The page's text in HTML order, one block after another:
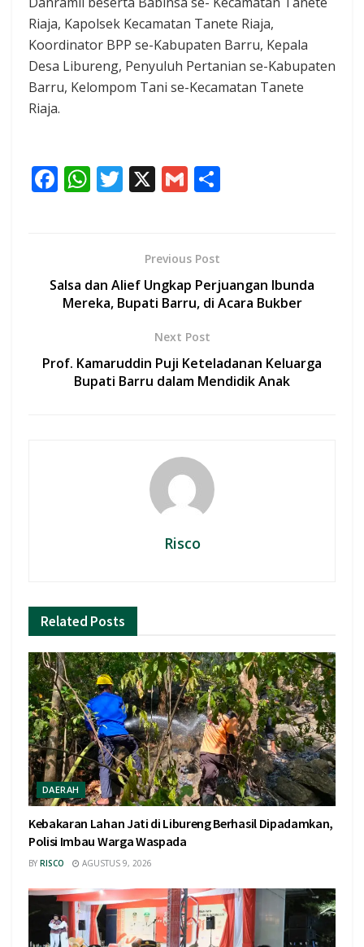
Riaja, Kapolsek Kecamatan Tanete Riaja,
Koordinator BPP se-Kabupaten Barru, Kepala
Desa Libureng, Penyuluh Pertanian se-Kabupaten
Barru, Kelompom Tani se-Kecamatan Tanete
Riaja.
F
o
o
W
A
p
T
er
X G
l
Previous Post
Salsa dan Alief Ungkap Perjuangan Ibunda
Mereka, Bupati Barru, di Acara Bukber
Next Post
Prof. Kamaruddin Puji Keteladanan Keluarga
Bupati Barru dalam Mendidik Anak
Risco
Related Posts
DAERAH
Kebakaran Lahan Jati di Libureng Berhasil Dipadamkan,
Polisi Imbau Warga Waspada
BY RISCO AGUSTUS 9, 2026